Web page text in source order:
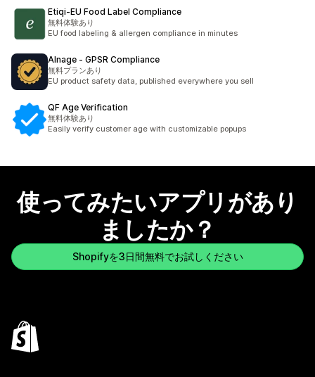
Etiqi‑EU Food Label Compliance
無料体験あり
EU food labeling & allergen compliance in minutes
Alnage ‑ GPSR Compliance
無料プランあり
EU product safety data, published everywhere you sell
QF Age Verification
無料体験あり
Easily verify customer age with customizable popups
使ってみたいアプリがあり
ましたか？
Shopifyを3日間無料でお試しください